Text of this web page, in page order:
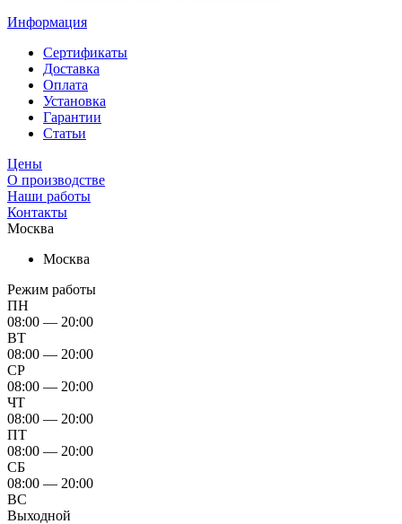
Информация
Сертификаты
Доставка
Оплата
Установка
Гарантии
Статьи
Цены
О производстве
Наши работы
Контакты
Москва
Москва
Режим работы
ПН
08:00 — 20:00
ВТ
08:00 — 20:00
СР
08:00 — 20:00
ЧТ
08:00 — 20:00
ПТ
08:00 — 20:00
СБ
08:00 — 20:00
ВС
Выходной